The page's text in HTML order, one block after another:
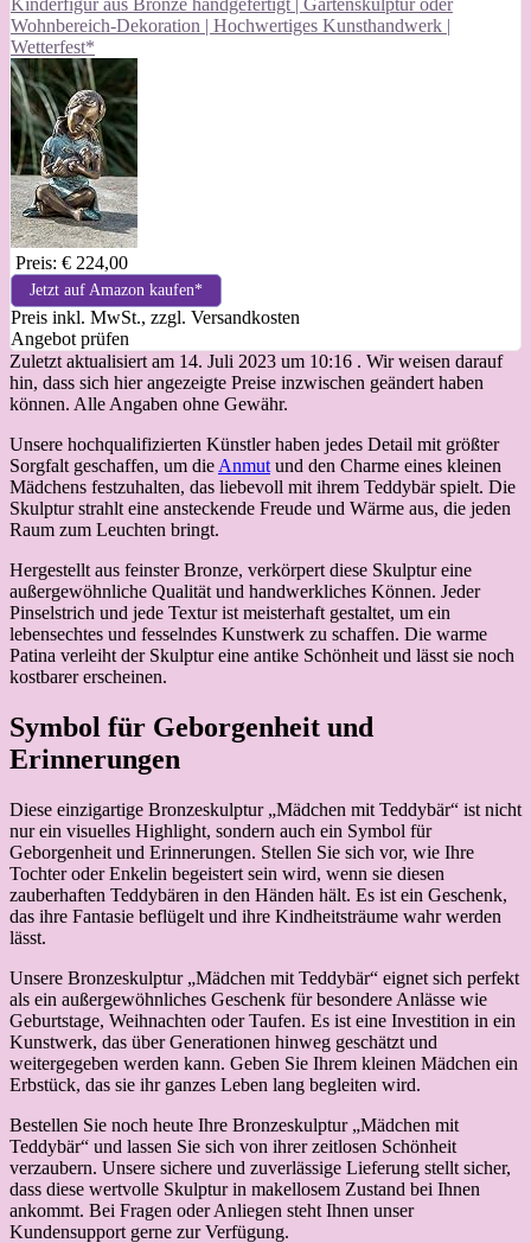
Wohnbereich-Dekoration | Hochwertiges Kunsthandwerk |
Wetterfest*
Preis: € 224,00
Jetzt auf Amazon kaufen*
Preis inkl. MwSt., zzgl. Versandkosten
Angebot prüfen
Zuletzt aktualisiert am 14. Juli 2023 um 10:16 . Wir weisen darauf
hin, dass sich hier angezeigte Preise inzwischen geändert haben
können. Alle Angaben ohne Gewähr.
Unsere hochqualifizierten Künstler haben jedes Detail mit größter
Sorgfalt geschaffen, um die Anmut und den Charme eines kleinen
Mädchens festzuhalten, das liebevoll mit ihrem Teddybär spielt. Die
Skulptur strahlt eine ansteckende Freude und Wärme aus, die jeden
Raum zum Leuchten bringt.
Hergestellt aus feinster Bronze, verkörpert diese Skulptur eine
außergewöhnliche Qualität und handwerkliches Können. Jeder
Pinselstrich und jede Textur ist meisterhaft gestaltet, um ein
lebensechtes und fesselndes Kunstwerk zu schaffen. Die warme
Patina verleiht der Skulptur eine antike Schönheit und lässt sie noch
kostbarer erscheinen.
Symbol für Geborgenheit und
Erinnerungen
Diese einzigartige Bronzeskulptur „Mädchen mit Teddybär“ ist nicht
nur ein visuelles Highlight, sondern auch ein Symbol für
Geborgenheit und Erinnerungen. Stellen Sie sich vor, wie Ihre
Tochter oder Enkelin begeistert sein wird, wenn sie diesen
zauberhaften Teddybären in den Händen hält. Es ist ein Geschenk,
das ihre Fantasie beflügelt und ihre Kindheitsträume wahr werden
lässt.
Unsere Bronzeskulptur „Mädchen mit Teddybär“ eignet sich perfekt
als ein außergewöhnliches Geschenk für besondere Anlässe wie
Geburtstage, Weihnachten oder Taufen. Es ist eine Investition in ein
Kunstwerk, das über Generationen hinweg geschätzt und
weitergegeben werden kann. Geben Sie Ihrem kleinen Mädchen ein
Erbstück, das sie ihr ganzes Leben lang begleiten wird.
Bestellen Sie noch heute Ihre Bronzeskulptur „Mädchen mit
Teddybär“ und lassen Sie sich von ihrer zeitlosen Schönheit
verzaubern. Unsere sichere und zuverlässige Lieferung stellt sicher,
dass diese wertvolle Skulptur in makellosem Zustand bei Ihnen
ankommt. Bei Fragen oder Anliegen steht Ihnen unser
Kundensupport gerne zur Verfügung.